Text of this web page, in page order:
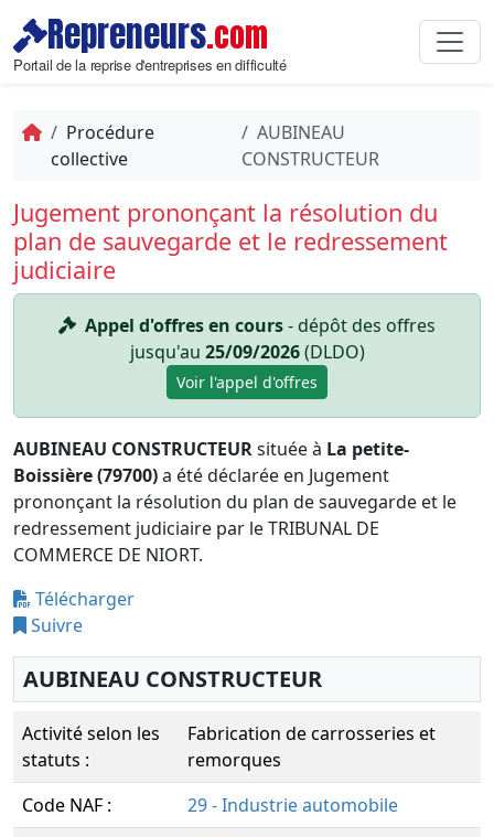
Repreneurs.com
Portail de la reprise d'entreprises en difficulté
Procédure
collective
AUBINEAU
CONSTRUCTEUR
Jugement prononçant la résolution du
plan de sauvegarde et le redressement
judiciaire
Appel d'offres en cours- dépôt des offres
jusqu'au 25/09/2026(DLDO)
Voir l'appel d'offres
AUBINEAU CONSTRUCTEURsituée à La petite-
Boissière (79700)a été déclarée en Jugement
prononçant la résolution du plan de sauvegarde et le
redressement judiciaire par le TRIBUNAL DE
COMMERCE DE NIORT.
Télécharger
Suivre
AUBINEAU CONSTRUCTEUR
Activité selon les
statuts :
Fabrication de carrosseries et
remorques
Code NAF :
29 - Industrie automobile